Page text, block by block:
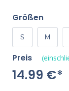
Größen
S M
Preis
14.99 €*